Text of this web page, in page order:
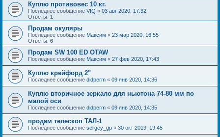
Куплю противовес 10 кг.
Последнее сообщение VIQ « 03 авг 2020, 17:32
Ответы: 1
Продам окуляры
Последнее сообщение Максим « 23 мар 2020, 16:55
Ответы: 6
Продам SW 100 ED OTAW
Последнее сообщение Максим « 27 фев 2020, 17:43
Куплю крейфорд 2"
Последнее сообщение didperm « 09 янв 2020, 14:36
Куплю вторичное зеркало для ньютона 74-80 мм по
малой оси
Последнее сообщение didperm « 09 янв 2020, 14:35
продам телескоп ТАЛ-1
Последнее сообщение sergey_gp « 30 окт 2019, 19:45